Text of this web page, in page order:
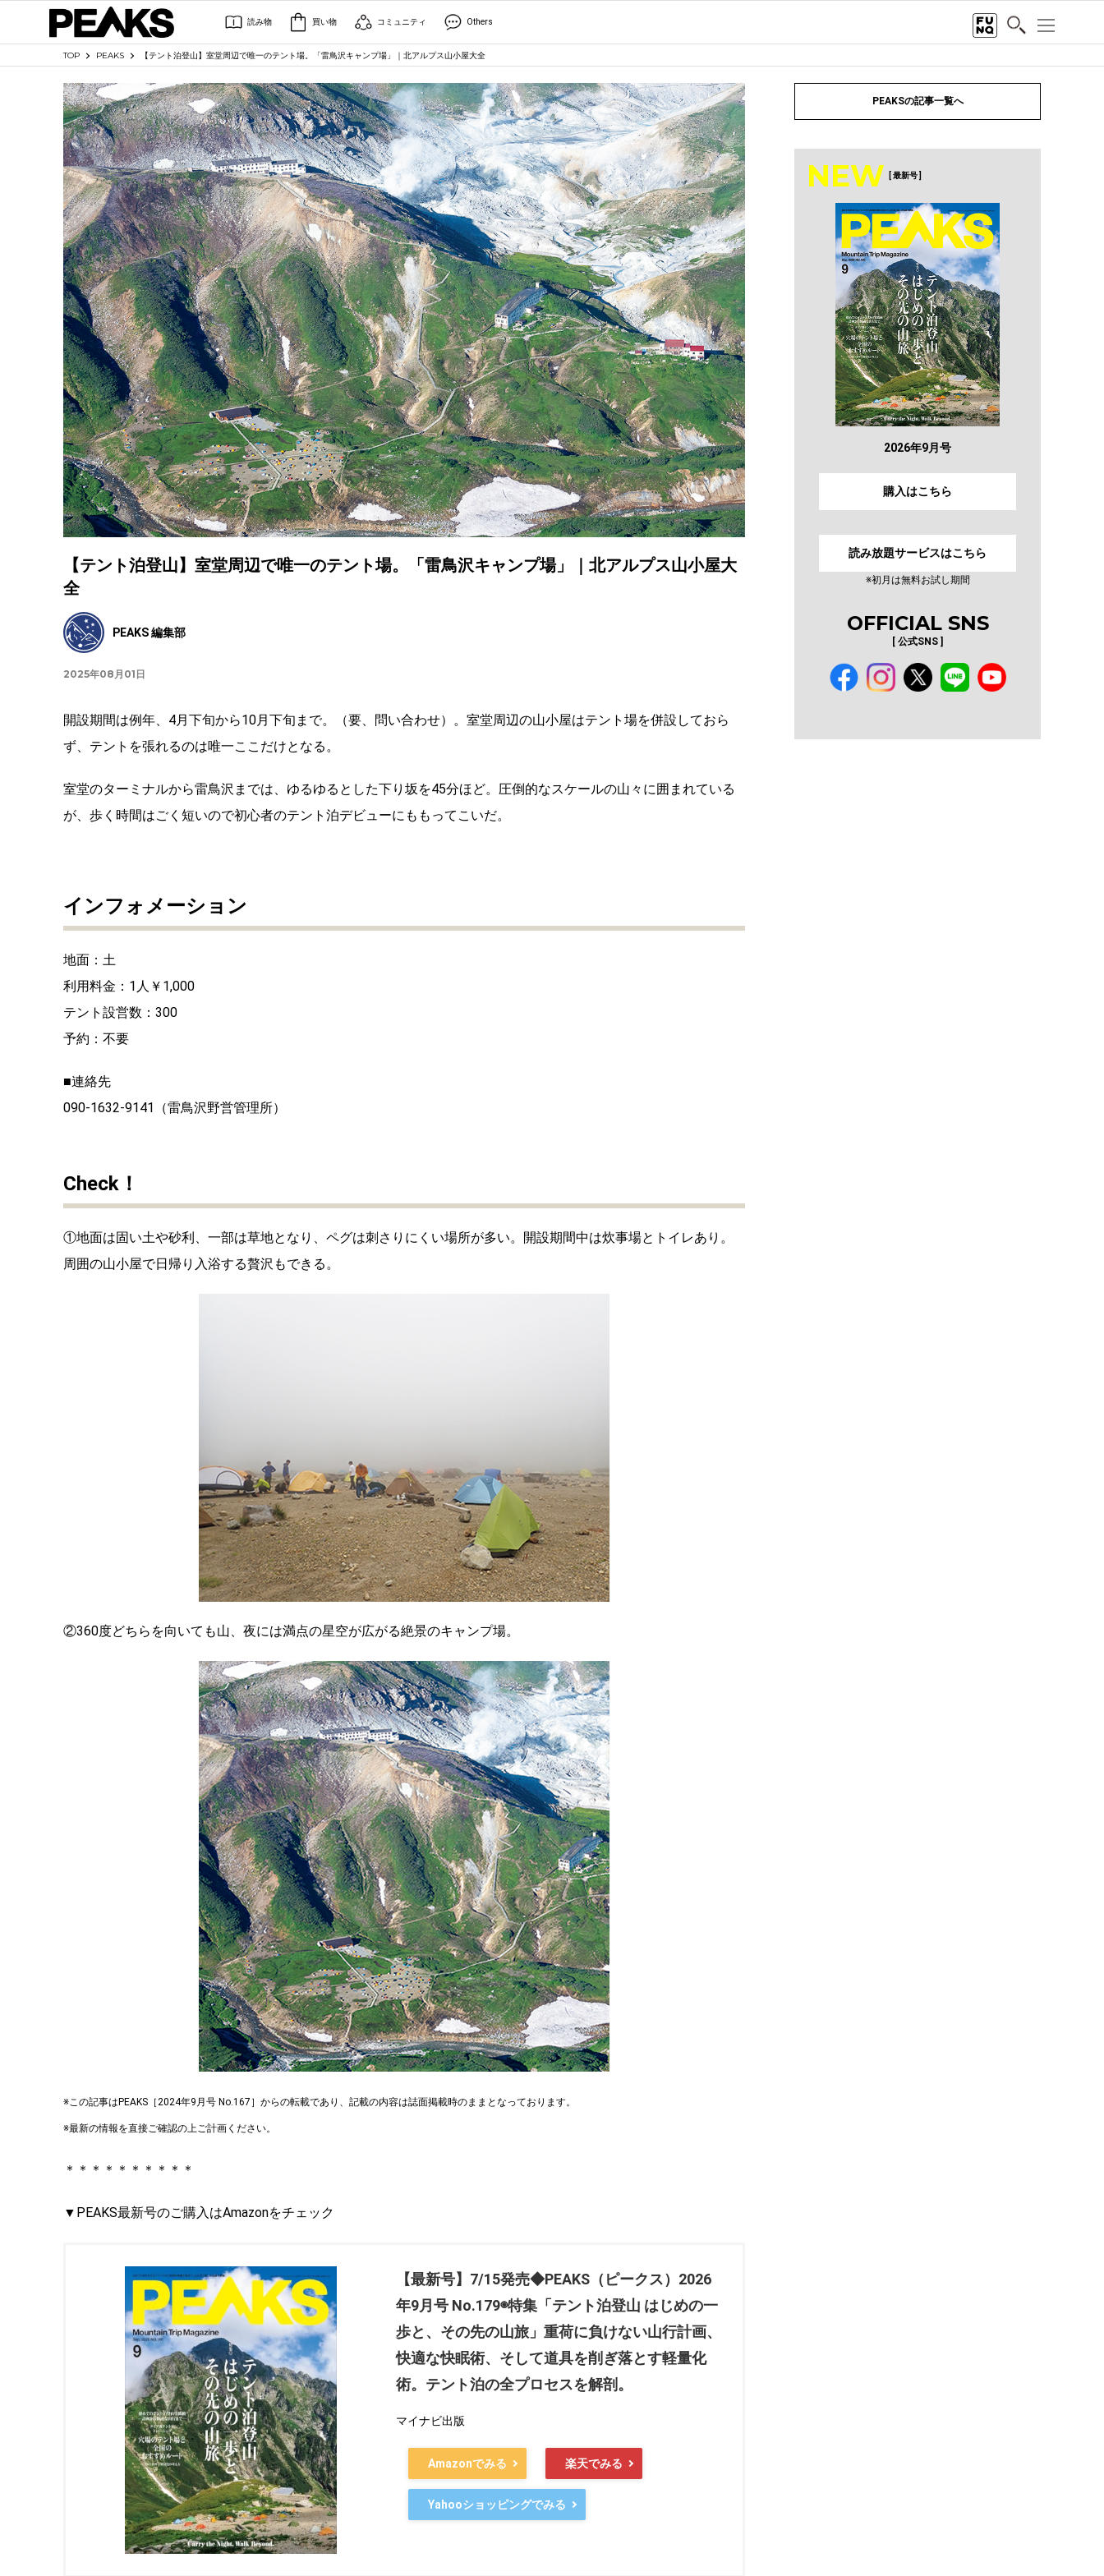
読み物 買い物 コミュニティ Others
TOP PEAKS 【テント泊登山】室堂周辺で唯一のテント場。「雷鳥沢キャンプ場」｜北アルプス山小屋大全
【テント泊登山】室堂周辺で唯一のテント場。「雷鳥沢キャンプ場」｜北アルプス山小屋大
全
PEAKS 編集部
2025年08月01日
開設期間は例年、4月下旬から10月下旬まで。（要、問い合わせ）。室堂周辺の山小屋はテント場を併設しておら
ず、テントを張れるのは唯一ここだけとなる。
室堂のターミナルから雷鳥沢までは、ゆるゆるとした下り坂を45分ほど。圧倒的なスケールの山々に囲まれている
が、歩く時間はごく短いので初心者のテント泊デビューにももってこいだ。
インフォメーション
地面：土
利用料金：1人￥1,000
テント設営数：300
予約：不要
■連絡先
090-1632-9141（雷鳥沢野営管理所）
Check！
①地面は固い土や砂利、一部は草地となり、ペグは刺さりにくい場所が多い。開設期間中は炊事場とトイレあり。
周囲の山小屋で日帰り入浴する贅沢もできる。
②360度どちらを向いても山、夜には満点の星空が広がる絶景のキャンプ場。
※この記事はPEAKS［2024年9月号 No.167］からの転載であり、記載の内容は誌面掲載時のままとなっております。
※最新の情報を直接ご確認の上ご計画ください。
＊＊＊＊＊＊＊＊＊＊
▼PEAKS最新号のご購入はAmazonをチェック
【最新号】7/15発売◆PEAKS（ピークス）2026
年9月号 No.179◉特集「テント泊登山 はじめの一
歩と、その先の山旅」重荷に負けない山行計画、
快適な快眠術、そして道具を削ぎ落とす軽量化
術。テント泊の全プロセスを解剖。
マイナビ出版
Amazonでみる 楽天でみる
Yahooショッピングでみる
PEAKSの記事一覧へ
NEW [ 最新号 ]
2026年9月号
購入はこちら
読み放題サービスはこちら
※初月は無料お試し期間
OFFICIAL SNS
[ 公式SNS ]